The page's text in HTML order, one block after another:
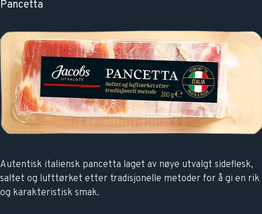
Pancetta
Autentisk italiensk pancetta laget av nøye utvalgt sideflesk,
saltet og lufttørket etter tradisjonelle metoder for å gi en rik
og karakteristisk smak.